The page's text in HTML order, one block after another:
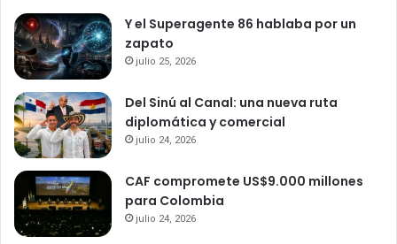
Y el Superagente 86 hablaba por un
zapato
julio 25, 2026
Del Sinú al Canal: una nueva ruta
diplomática y comercial
julio 24, 2026
CAF compromete US$9.000 millones
para Colombia
julio 24, 2026